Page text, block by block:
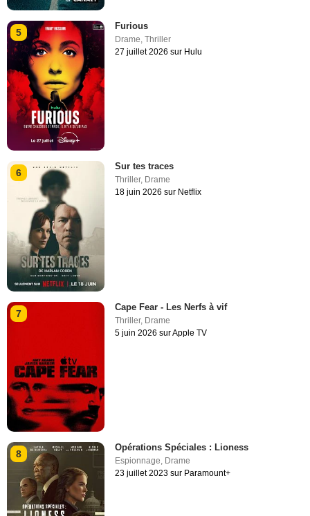
5
Furious
Drame,Thriller
27 juillet 2026 sur Hulu
6
Sur tes traces
Thriller, Drame
18 juin 2026 sur Netflix
7
Cape Fear - Les Nerfs à vif
Thriller, Drame
5 juin 2026 sur Apple TV
8
Opérations Spéciales : Lioness
Espionnage, Drame
23 juillet 2023 sur Paramount+